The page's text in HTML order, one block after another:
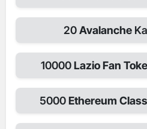
20Avalanche
10000Lazio Fan
5000Ethereum